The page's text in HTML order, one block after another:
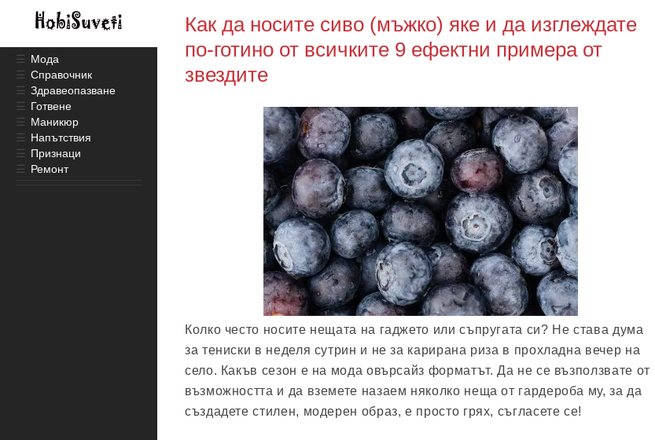
Как да носите сиво (мъжко) яке и да изглеждате
по-готино от всичките 9 ефектни примера от
звездите
Колко често носите нещата на гаджето или съпругата си? Не става дума
за тениски в неделя сутрин и не за карирана риза в прохладна вечер на
село. Какъв сезон е на мода овърсайз форматът. Да не се възползвате от
възможността и да вземете назаем няколко неща от гардероба му, за да
създадете стилен, модерен образ, е просто грях, съгласете се!
☰ Мода
☰ Справочник
☰ Здравеопазване
☰ Готвене
☰ Маникюр
☰ Напътствия
☰ Признаци
☰ Ремонт